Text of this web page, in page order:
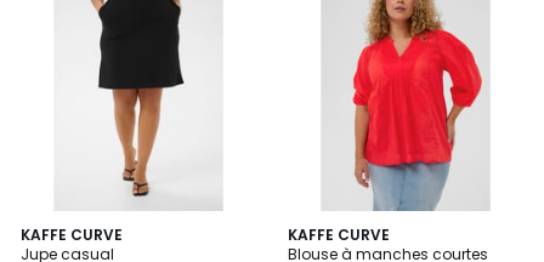
KAFFE CURVE
Jupe casual
3
KAFFE CURVE
Blouse à manches courtes
3